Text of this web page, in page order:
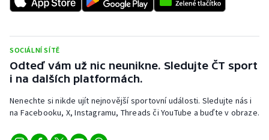
SOCIÁLNÍ SÍTĚ
Odteď vám už nic neunikne. Sledujte ČT sport
i na dalších platformách.
Nenechte si nikde ujít nejnovější sportovní události. Sledujte nás i
na Facebooku, X, Instagramu, Threads či YouTube a buďte v obraze.